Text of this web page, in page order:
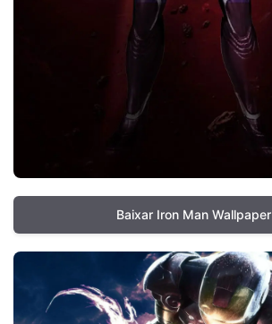
Baixar Iron Man Wallpaper